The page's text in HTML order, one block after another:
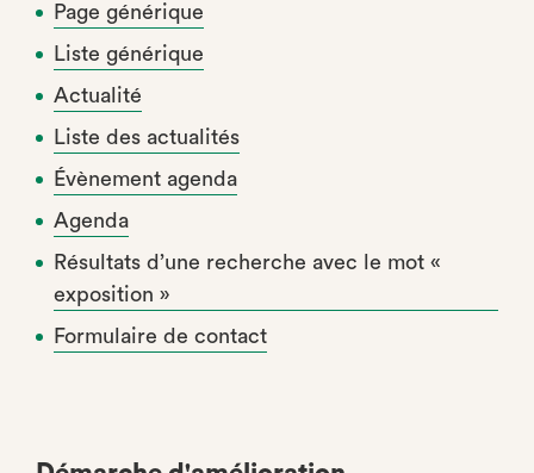
Page générique
Liste générique
Actualité
Liste des actualités
Évènement agenda
Agenda
Résultats d’une recherche avec le mot «
exposition »
Formulaire de contact